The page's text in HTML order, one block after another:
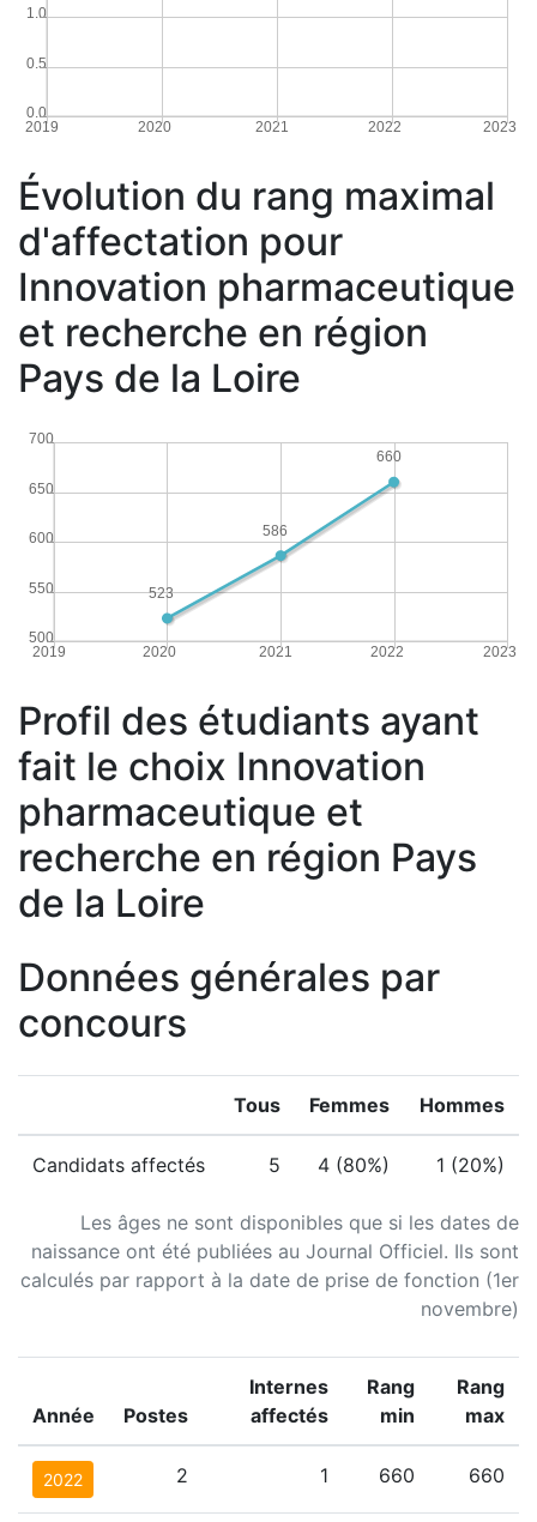
2019 2020 2021 2022 2023
0.0
0.5
1.0
Évolution du rang maximal
d'affectation pour
Innovation pharmaceutique
et recherche en région
Pays de la Loire
2019 2020 2021 2022 2023
500
550
600
650
700
660
586
523
Profil des étudiants ayant
fait le choix Innovation
pharmaceutique et
recherche en région Pays
de la Loire
Données générales par
concours
Les âges ne sont disponibles que si les dates de
naissance ont été publiées au Journal Officiel. Ils sont
calculés par rapport à la date de prise de fonction (1er
novembre)
Tous Femmes Hommes
Candidats affectés 5 4 (80%) 1 (20%)
Année Postes
Internes
affectés
Rang
min
Rang
max
2022 2 1 660 660